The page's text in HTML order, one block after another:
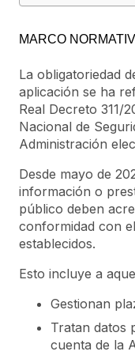
MARCO
La obligatoriedad
aplicación se ha
Real Decreto 311/
Nacional de
Administración
Desde mayo de
información o
público deben
conformidad con
establecidos.
Esto incluye a
Gestionan
Tratan datos
cuenta de la